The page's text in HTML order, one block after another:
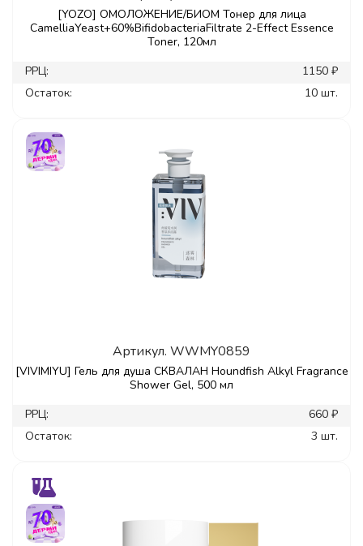
[YOZO] ОМОЛОЖЕНИЕ/БИОМ Тонер для лица
CamelliaYeast+60%BifidobacteriaFiltrate 2-Effect Essence
Toner, 120мл
РРЦ:
1150 ₽
Остаток:
10 шт.
Артикул. WWMY0859
[VIVIMIYU] Гель для душа СКВАЛАН Houndfish Alkyl Fragrance
Shower Gel, 500 мл
РРЦ:
660 ₽
Остаток:
3 шт.